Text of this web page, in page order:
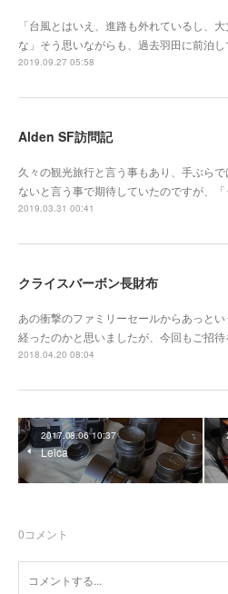
「台風とはいえ、進路も外れているし、
な」そう思いながらも、過去羽田に前泊し
2019.09.27 05:58
Alden SF訪問記
久々の観光旅行と言う事もあり、手ぶらで
ないと言う事で期待していたのですが、「
2019.03.31 00:41
クライスバーボン長財布
あの衝撃のファミリーセールからあっと
経ったのかと思いましたが、今回もご招待
2018.04.20 08:04
2017.08.06 10:37
Leica
0コメント